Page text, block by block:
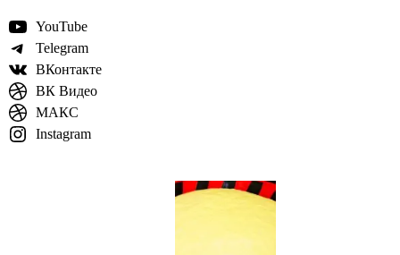
YouTube
Telegram
ВКонтакте
ВК Видео
МАКС
Instagram